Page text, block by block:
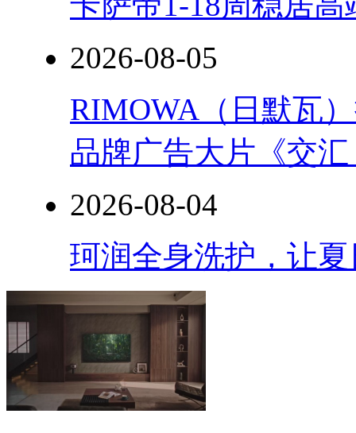
2026-08-05
RIMOWA（日默瓦
品牌广告大片《交
2026-08-04
珂润全身洗护，让